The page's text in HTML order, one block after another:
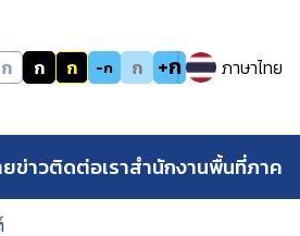
ก ก ก -ก ก +ก ภาษาไทย
ข่าวติดต่อเราสำนักงานพื้นที่ภาค